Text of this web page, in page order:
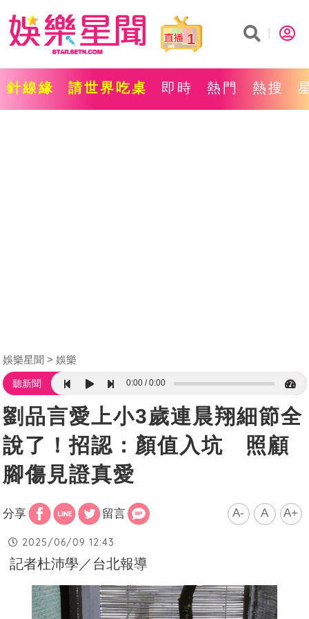
1
針線緣 請世界吃桌 即時 熱門 熱搜
娛樂星聞 娛樂
聽新聞 0:00 0:00
劉品言愛上小3歲連晨翔細節全
說了！招認：顏值入坑 照顧
腳傷見證真愛
分享 留言 A- A A+
2025/06/09 12:43
記者杜沛學／台北報導